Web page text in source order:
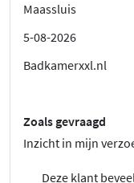
Maassluis
5-08-2026
Badkamerxxl.nl
Zoals gevraagd
Inzicht in mijn
Deze klant